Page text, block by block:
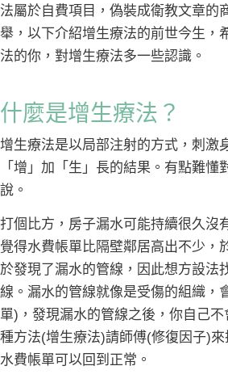
法屬於自費項目，偽裝成衛教文章的
舉，以下介紹增生療法的前世今生，
法的你，對增生療法多一些認識。
什麼是增生療法？
增生療法是以局部注射的方式，刺激
「增」加「生」長的結果。有點難懂
說。
打個比方，房子漏水可能持續很久沒
覺得水費帳單比隔壁鄰居高出不少，
於發現了漏水的管線，因此想方設法
線。漏水的管線就像是受傷的組織，
單)，發現漏水的管線之後，你自己
種方法(增生療法)請師傅(修復因子)
水費帳單可以回到正常。